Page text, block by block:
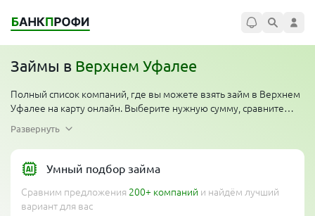
Займы в Верхнем Уфалее
Полный список компаний, где вы можете взять займ в Верхнем
Уфалее на карту онлайн. Выберите нужную сумму, сравните
без процентов для новых клиентов. Компании работают
круглосуточно по всему региону, одобряют займ денег
мгновенно, перевод на карту за 5 минут. Сравни банки и выбери
лучшее предложение от официальных компаний без проверки
кредитной истории, без отказов и без справок.
Развернуть
Умный подбор займа
Сравним предложения 200+ компаний и найдём лучший
вариант для вас